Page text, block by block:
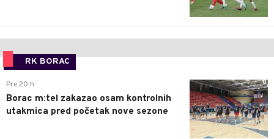
RK BORAC
0
Pre 20 h
Borac m:tel zakazao osam kontrolnih
utakmica pred početak nove sezone